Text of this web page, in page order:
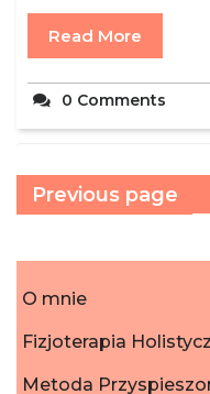
Read More
0 Comments
Previous page
O mnie
Fizjoterapia
Metoda